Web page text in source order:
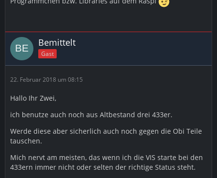
Bemittelt
Gast
22. Februar 2018 um 08:15
Hallo Ihr Zwei,
ich benutze auch noch aus Altbestand drei 433er.
Werde diese aber sicherlich auch noch gegen die Obi Teile
tauschen.
Mich nervt am meisten, das wenn ich die VIS starte bei den
433ern immer nicht oder selten der richtige Status steht.